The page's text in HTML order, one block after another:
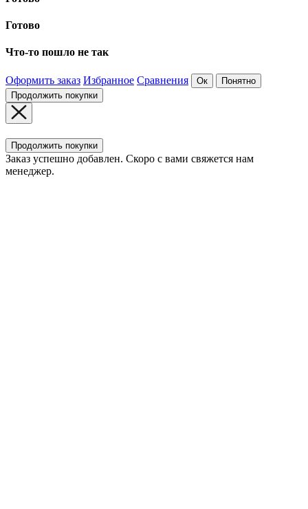
Готово
Что-то пошло не так
Оформить заказ Избранное Сравнения Ок
Понятно
Продолжить покупки
Продолжить покупки
Заказ успешно добавлен. Скоро с вами свяжется нам
менеджер.